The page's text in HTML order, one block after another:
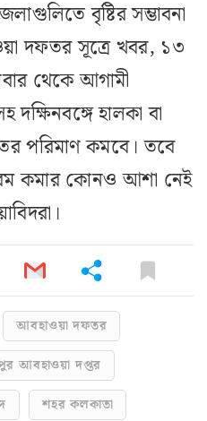
বৃষ্টির সম্ভাবনা
দফতর সূত্রে খবর, ১৩
থেকে আগামী
হালকা বা
পরিমাণ কমবে। তবে
গরম কমার কোনও আশা নেই
আবহাওয়া দফতর
আবহাওয়া দপ্তর
শহর কলকাতা